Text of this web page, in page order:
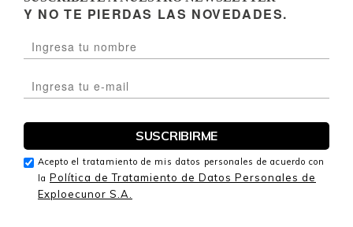
Y NO TE PIERDAS LAS NOVEDADES.
Acepto el tratamiento de mis datos personales de acuerdo con
la Política de Tratamiento de Datos Personales de
Exploecunor S.A.